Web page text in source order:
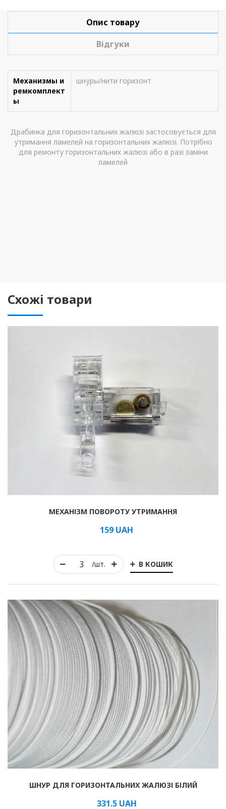
Рулонні
Горизонтальні жалюзі
Вертикальні
Римські
Опис товару
Відгуки
Механизмы и
ремкомплект
ы
шнуры/нити горизонт
Драбинка для горизонтальних жалюзі застосовується для
утримання ламелей на горизонтальних жалюзі. Потрібно
для ремонту горизонтальних жалюзі або в разі заміни
ламелей
Схожі товари
/шт. В КОШИК
МЕХАНІЗМ ПОВОРОТУ УТРИМАННЯ
159 UAH
ШНУР ДЛЯ ГОРИЗОНТАЛЬНИХ ЖАЛЮЗІ БІЛИЙ
331.5UAH